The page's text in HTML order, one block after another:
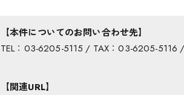
【本件についてのお問い合わせ先】
TEL：03-6205-5115 / TAX：03-6205-5116
【関連URL】